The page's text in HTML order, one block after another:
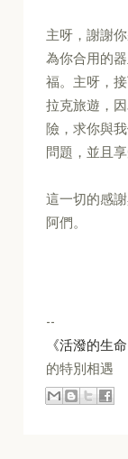
主呀，謝謝
為你合用的
福。主呀，
拉克旅遊，
險，求你與
問題，並且
這一切的感
阿們。
--
《活潑的生
的特別相遇